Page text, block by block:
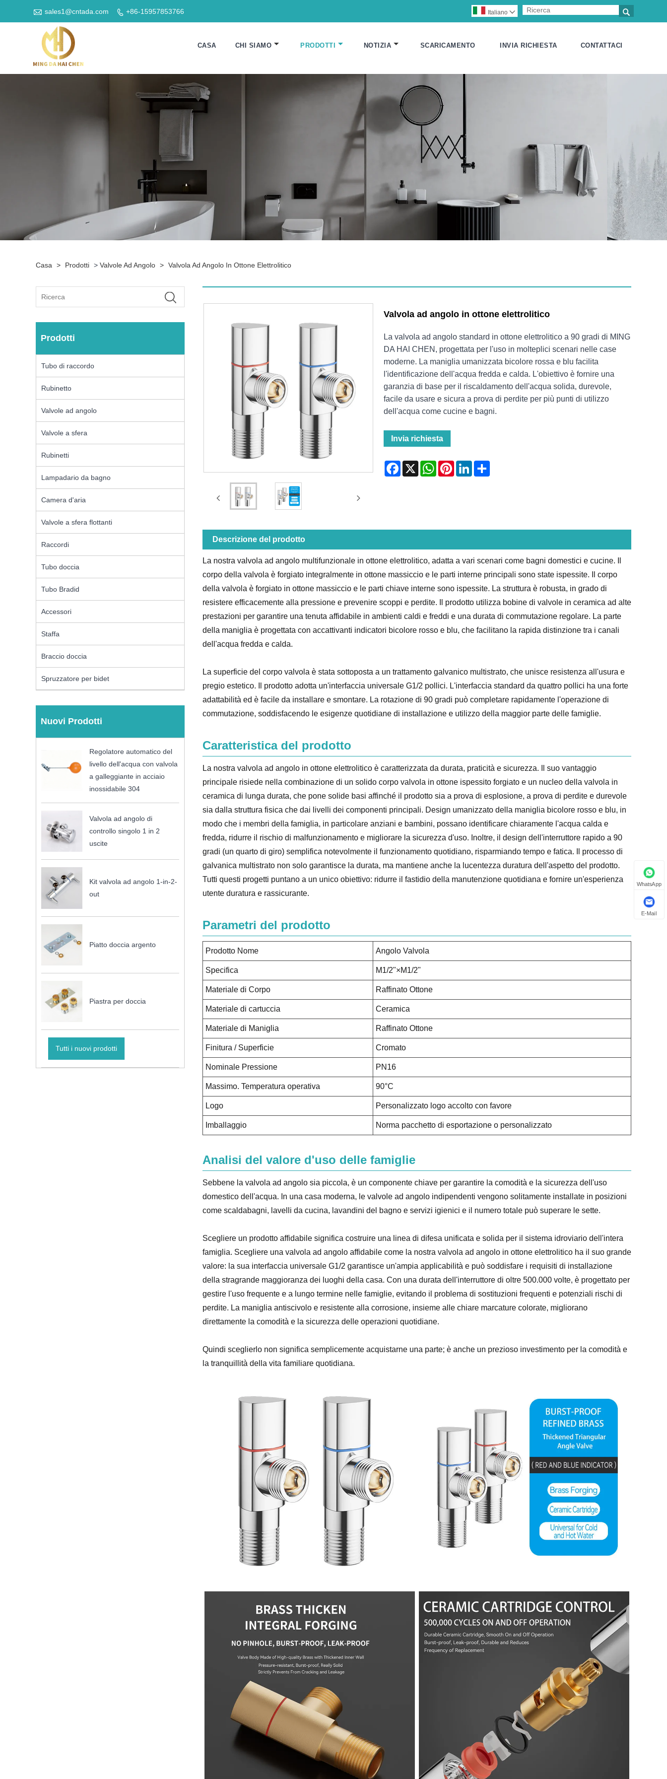
 sales1@cntada.com  +86-15957853766 
Italiano 
CASA CHI SIAMO PRODOTTI NOTIZIA SCARICAMENTO INVIA RICHIESTA CONTATTACI
Casa > Prodotti > Valvole Ad Angolo > Valvola Ad Angolo In Ottone Elettrolitico
Prodotti
Tubo di raccordo
Rubinetto
Valvole ad angolo
Valvole a sfera
Rubinetti
Lampadario da bagno
Camera d'aria
Valvole a sfera flottanti
Raccordi
Tubo doccia
Tubo Bradid
Accessori
Staffa
Braccio doccia
Spruzzatore per bidet
Nuovi Prodotti
Regolatore automatico del
livello dell'acqua con valvola
a galleggiante in acciaio
inossidabile 304
Valvola ad angolo di
controllo singolo 1 in 2
uscite
Kit valvola ad angolo 1-in-2-
out
Piatto doccia argento
Piastra per doccia
Tutti i nuovi prodotti
Valvola ad angolo in ottone elettrolitico
La valvola ad angolo standard in ottone elettrolitico a 90 gradi di MING
DA HAI CHEN, progettata per l'uso in molteplici scenari nelle case
moderne. La maniglia umanizzata bicolore rossa e blu facilita
l'identificazione dell'acqua fredda e calda. L'obiettivo è fornire una
garanzia di base per il riscaldamento dell'acqua solida, durevole,
facile da usare e sicura a prova di perdite per più punti di utilizzo
dell'acqua come cucine e bagni.
Invia richiesta
Facebook
X WhatsAppPinterestLinkedInShare
Descrizione del prodotto
La nostra valvola ad angolo multifunzionale in ottone elettrolitico, adatta a vari scenari come bagni domestici e cucine. Il
corpo della valvola è forgiato integralmente in ottone massiccio e le parti interne principali sono state ispessite. Il corpo
della valvola è forgiato in ottone massiccio e le parti chiave interne sono ispessite. La struttura è robusta, in grado di
resistere efficacemente alla pressione e prevenire scoppi e perdite. Il prodotto utilizza bobine di valvole in ceramica ad alte
prestazioni per garantire una tenuta affidabile in ambienti caldi e freddi e una durata di commutazione regolare. La parte
della maniglia è progettata con accattivanti indicatori bicolore rosso e blu, che facilitano la rapida distinzione tra i canali
dell'acqua fredda e calda.
La superficie del corpo valvola è stata sottoposta a un trattamento galvanico multistrato, che unisce resistenza all'usura e
pregio estetico. Il prodotto adotta un'interfaccia universale G1/2 pollici. L'interfaccia standard da quattro pollici ha una forte
adattabilità ed è facile da installare e smontare. La rotazione di 90 gradi può completare rapidamente l'operazione di
commutazione, soddisfacendo le esigenze quotidiane di installazione e utilizzo della maggior parte delle famiglie.
Caratteristica del prodotto
La nostra valvola ad angolo in ottone elettrolitico è caratterizzata da durata, praticità e sicurezza. Il suo vantaggio
principale risiede nella combinazione di un solido corpo valvola in ottone ispessito forgiato e un nucleo della valvola in
ceramica di lunga durata, che pone solide basi affinché il prodotto sia a prova di esplosione, a prova di perdite e durevole
sia dalla struttura fisica che dai livelli dei componenti principali. Design umanizzato della maniglia bicolore rosso e blu, in
modo che i membri della famiglia, in particolare anziani e bambini, possano identificare chiaramente l'acqua calda e
fredda, ridurre il rischio di malfunzionamento e migliorare la sicurezza d'uso. Inoltre, il design dell'interruttore rapido a 90
gradi (un quarto di giro) semplifica notevolmente il funzionamento quotidiano, risparmiando tempo e fatica. Il processo di
galvanica multistrato non solo garantisce la durata, ma mantiene anche la lucentezza duratura dell'aspetto del prodotto.
Tutti questi progetti puntano a un unico obiettivo: ridurre il fastidio della manutenzione quotidiana e fornire un'esperienza
utente duratura e rassicurante.
Parametri del prodotto
Prodotto Nome Angolo Valvola
Specifica M1/2"×M1/2"
Materiale di Corpo Raffinato Ottone
Materiale di cartuccia Ceramica
Materiale di Maniglia Raffinato Ottone
Finitura / Superficie Cromato
Nominale Pressione PN16
Massimo. Temperatura operativa 90°C
Logo Personalizzato logo accolto con favore
Imballaggio Norma pacchetto di esportazione o personalizzato
Analisi del valore d'uso delle famiglie
Sebbene la valvola ad angolo sia piccola, è un componente chiave per garantire la comodità e la sicurezza dell'uso
domestico dell'acqua. In una casa moderna, le valvole ad angolo indipendenti vengono solitamente installate in posizioni
come scaldabagni, lavelli da cucina, lavandini del bagno e servizi igienici e il numero totale può superare le sette.
Scegliere un prodotto affidabile significa costruire una linea di difesa unificata e solida per il sistema idroviario dell'intera
famiglia. Scegliere una valvola ad angolo affidabile come la nostra valvola ad angolo in ottone elettrolitico ha il suo grande
valore: la sua interfaccia universale G1/2 garantisce un'ampia applicabilità e può soddisfare i requisiti di installazione
della stragrande maggioranza dei luoghi della casa. Con una durata dell'interruttore di oltre 500.000 volte, è progettato per
gestire l'uso frequente e a lungo termine nelle famiglie, evitando il problema di sostituzioni frequenti e potenziali rischi di
perdite. La maniglia antiscivolo e resistente alla corrosione, insieme alle chiare marcature colorate, migliorano
direttamente la comodità e la sicurezza delle operazioni quotidiane.
Quindi sceglierlo non significa semplicemente acquistarne una parte; è anche un prezioso investimento per la comodità e
la tranquillità della vita familiare quotidiana.
WhatsApp
E-Mail